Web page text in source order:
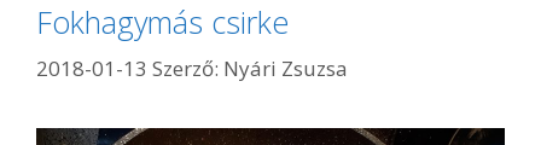
Fokhagymás csirke
2018-01-13 Szerző: Nyári Zsuzsa